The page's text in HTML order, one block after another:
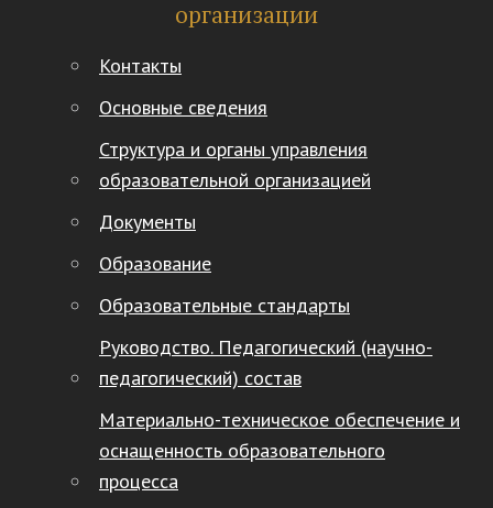
организации
Контакты
Основные сведения
Структура и органы управления
образовательной организацией
Документы
Образование
Образовательные стандарты
Руководство. Педагогический (научно-
педагогический) состав
Материально-техническое обеспечение и
оснащенность образовательного
процесса